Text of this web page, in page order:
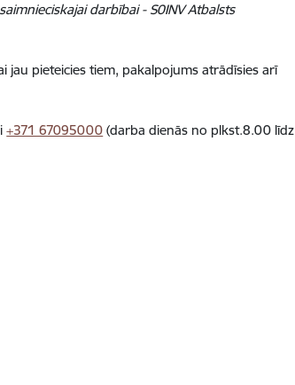
darbībai - S0INV Atbalsts
jau pieteicies tiem, pakalpojums atrādīsies arī
+371 67095000 (darba dienās no plkst.8.00 līdz